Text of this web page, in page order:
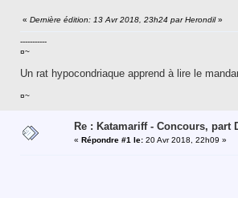
« Dernière édition: 13 Avr 2018, 23h24 par Herondil»
-----------
¤~
Un rat hypocondriaque apprend à lire le
¤~
Re : Katamariff - Concours, part
« Répondre #1 le: 20 Avr 2018, 22h09 »